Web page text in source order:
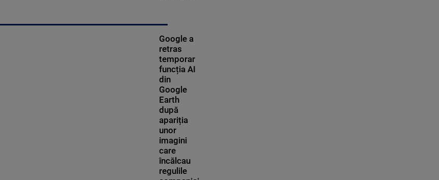
Google a
retras
temporar
funcția AI
din
Google
Earth
după
apariția
unor
imagini
care
încălcau
regulile